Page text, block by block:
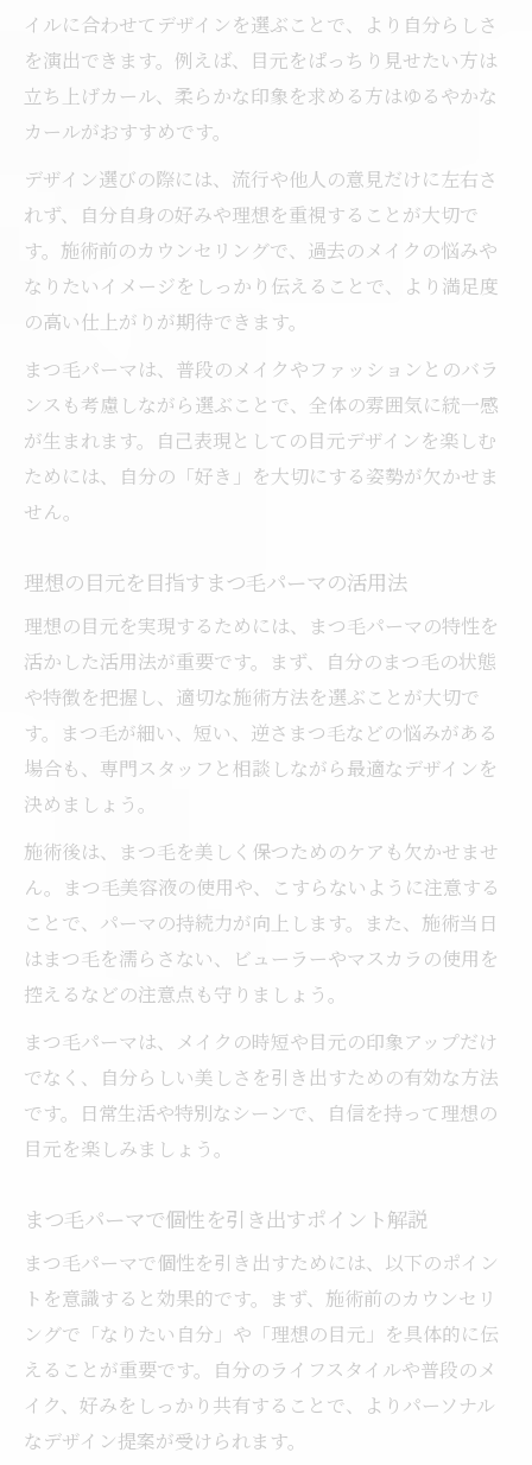
イルに合わせてデザインを選ぶことで、より自分らしさ
を演出できます。例えば、目元をぱっちり見せたい方は
立ち上げカール、柔らかな印象を求める方はゆるやかな
カールがおすすめです。
デザイン選びの際には、流行や他人の意見だけに左右さ
れず、自分自身の好みや理想を重視することが大切で
す。施術前のカウンセリングで、過去のメイクの悩みや
なりたいイメージをしっかり伝えることで、より満足度
の高い仕上がりが期待できます。
まつ毛パーマは、普段のメイクやファッションとのバラ
ンスも考慮しながら選ぶことで、全体の雰囲気に統一感
が生まれます。自己表現としての目元デザインを楽しむ
ためには、自分の「好き」を大切にする姿勢が欠かせま
せん。
理想の目元を目指すまつ毛パーマの活用法
理想の目元を実現するためには、まつ毛パーマの特性を
活かした活用法が重要です。まず、自分のまつ毛の状態
や特徴を把握し、適切な施術方法を選ぶことが大切で
す。まつ毛が細い、短い、逆さまつ毛などの悩みがある
場合も、専門スタッフと相談しながら最適なデザインを
決めましょう。
施術後は、まつ毛を美しく保つためのケアも欠かせませ
ん。まつ毛美容液の使用や、こすらないように注意する
ことで、パーマの持続力が向上します。また、施術当日
はまつ毛を濡らさない、ビューラーやマスカラの使用を
控えるなどの注意点も守りましょう。
まつ毛パーマは、メイクの時短や目元の印象アップだけ
でなく、自分らしい美しさを引き出すための有効な方法
です。日常生活や特別なシーンで、自信を持って理想の
目元を楽しみましょう。
まつ毛パーマで個性を引き出すポイント解説
まつ毛パーマで個性を引き出すためには、以下のポイン
トを意識すると効果的です。まず、施術前のカウンセリ
ングで「なりたい自分」や「理想の目元」を具体的に伝
えることが重要です。自分のライフスタイルや普段のメ
イク、好みをしっかり共有することで、よりパーソナル
なデザイン提案が受けられます。